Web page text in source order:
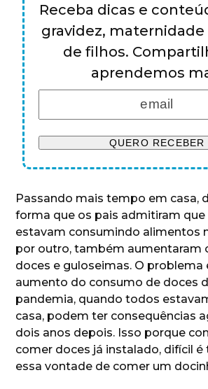
Receba dicas e
gravidez, maternidade
de filhos.
aprendemos
Passando mais tempo em casa,
forma que os pais admitiram que
estavam consumindo alimentos
por outro, também aumentaram
doces e guloseimas. O problema
aumento do consumo de doces
pandemia, quando todos
casa, podem ter consequências
dois anos depois. Isso porque
comer doces já instalado, difícil é
essa vontade de comer um